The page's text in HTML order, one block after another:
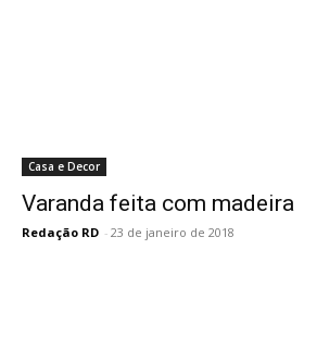
Casa e Decor
Varanda feita com madeira
Redação RD - 23 de janeiro de 2018